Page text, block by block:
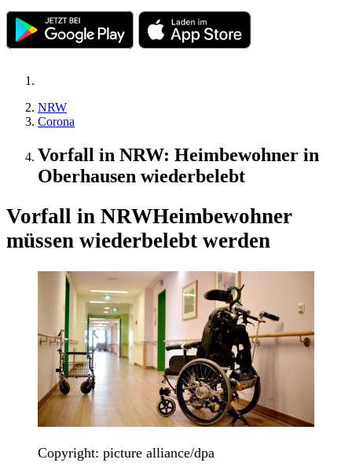
NRW
Corona
Vorfall in NRW: Heimbewohner in
Oberhausen wiederbelebt
Vorfall in NRWHeimbewohner
müssen wiederbelebt werden
Copyright: picture alliance/dpa